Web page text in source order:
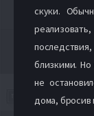
скуки.
близкими.
не
дома, бросив